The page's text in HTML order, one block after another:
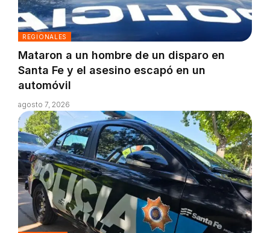
REGIONALES
Mataron a un hombre de un disparo en
Santa Fe y el asesino escapó en un
automóvil
agosto 7, 2026